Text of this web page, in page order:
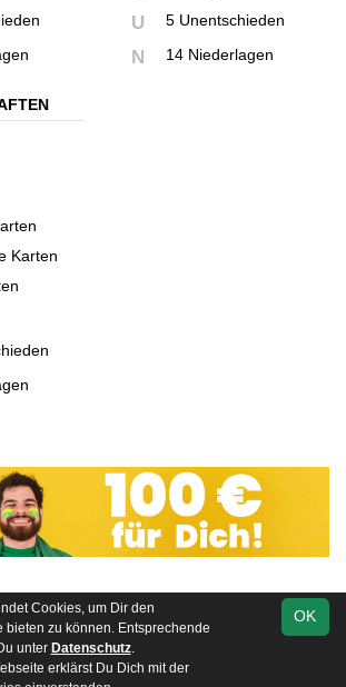
U 5 Unentschieden
N 14 Niederlagen
Karten
soccero.de
© 2006 - 2026
Kontakt Impressum
OK
Cookies, um Dir den
bieten zu können. Entsprechende
unter Datenschutz.
erklärst Du Dich mit der